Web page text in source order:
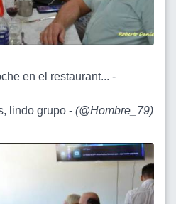
en el restaurant... -
lindo grupo - (@Hombre_79)